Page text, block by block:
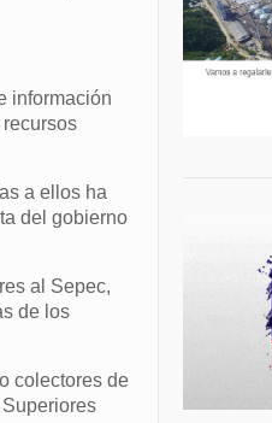
información
a ellos ha
del gobierno
al Sepec,
de los
colectores de